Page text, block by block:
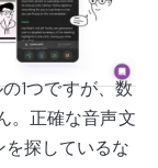
1つですが、数
。正確な音声文
探しているな